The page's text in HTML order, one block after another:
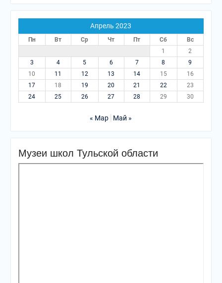
Апрель 2023
Пн Вт Ср Чт Пт Сб
Вс
1
2
3
4 5 6 7 8
9
10
11 12 13 14 15
16
17
18 19 20 21 22
23
24
25 26 27 28 29 30
« Мар Май »
Музеи школ Тульской области